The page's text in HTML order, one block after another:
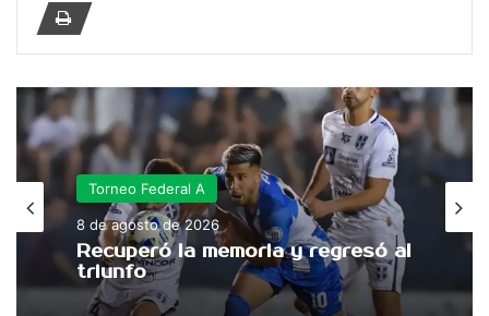
Torneo Federal A
8 de agosto de 2026
Recuperó la memoria y regresó al
triunfo